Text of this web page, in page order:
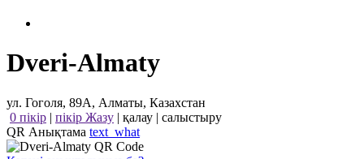
Dveri-Almaty
ул. Гоголя, 89А, Алматы, Казахстан
0 пікір | пікір Жазу | қалау | салыстыру
QR Анықтама text_what